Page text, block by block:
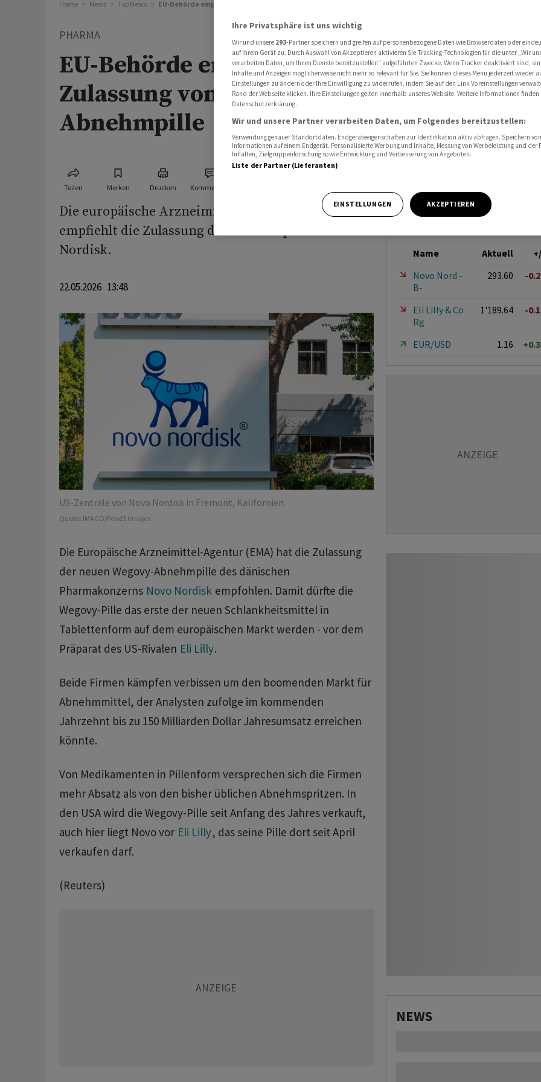
Home News Top News EU-Behörde empfiehlt Zulassung von Novo-Abnehmpille
PHARMA
EU-Behörde empfiehlt
Zulassung von Novo-
Abnehmpille
Teilen Merken Drucken Kommentare
Die europäische Arzneimittelbehörde EMA
empfiehlt die Zulassung der Abnehmpille von Novo
Nordisk.
22.05.2026 13:48
US-Zentrale von Novo Nordisk in Fremont, Kalifornien.
Quelle: IMAGO/Pond5 Images
Die Europäische Arzneimittel-Agentur (EMA) hat die Zulassung
der neuen ‌Wegovy-Abnehmpille ⁠des dänischen
Pharmakonzerns Novo Nordisk empfohlen. ⁠Damit dürfte die
Wegovy-Pille das erste der ‌neuen Schlankheitsmittel in
Tablettenform auf ‌dem europäischen ​Markt werden - vor dem
Präparat des US-Rivalen Eli Lilly.
Beide Firmen kämpfen verbissen um den boomenden Markt für
‌Abnehmmittel, der Analysten zufolge im kommenden
Jahrzehnt bis zu 150 Milliarden Dollar Jahresumsatz ​erreichen
könnte.
Von Medikamenten ​in Pillenform versprechen sich ​die Firmen
mehr Absatz als von ‌den bisher üblichen Abnehmspritzen. In
den USA wird die Wegovy-Pille seit Anfang des ​Jahres ​verkauft,
auch ⁠hier liegt Novo vor ​ Eli Lilly, das ⁠seine Pille dort seit April
‌verkaufen darf.
(Reuters)
Name Aktuell
Novo Nord -
B-
293.60 -
Eli Lilly & Co
Rg
1'189.64 -
EUR/USD 1.16
NEWS
Ihre Privatsphäre ist uns wichtig
Wir und unsere 293-Partner speichern und greifen auf personenbezogene Daten wie Browserdaten oder
auf Ihrem Gerät zu. Durch Auswahl von Akzeptieren aktivieren Sie Tracking-Technologien für die unter „Wir
verarbeiten Daten, um Ihnen Dienste bereitzustellen“ aufgeführten Zwecke. Wenn Tracker deaktiviert sind,
Inhalte und Anzeigen möglicherweise nicht mehr so relevant für Sie. Sie können dieses Menü jederzeit wieder
Einstellungen zu ändern oder Ihre Einwilligung zu widerrufen, indem Sie auf den Link Voreinstellungen
Rand der Webseite klicken. Ihre Einstellungen gelten innerhalb unseres Website. Weitere Informationen finden
Datenschutzerklärung.
Wir und unsere Partner verarbeiten Daten, um Folgendes bereitzustellen:
Verwendung genauer Standortdaten. Endgeräteeigenschaften zur Identifikation aktiv abfragen. Speichern
Informationen auf einem Endgerät. Personalisierte Werbung und Inhalte, Messung von Werbeleistung und der
Inhalten, Zielgruppenforschung sowie Entwicklung und Verbesserung von Angeboten.
Liste der Partner (Lieferanten)
EINSTELLUNGEN AKZEPTIEREN